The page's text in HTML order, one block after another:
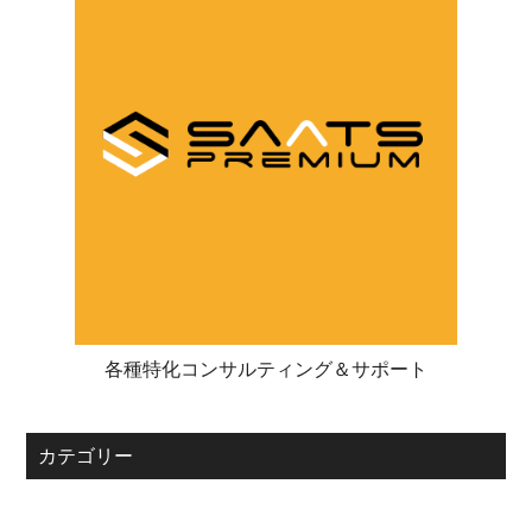
各種特化コンサルティング＆サポート
カテゴリー